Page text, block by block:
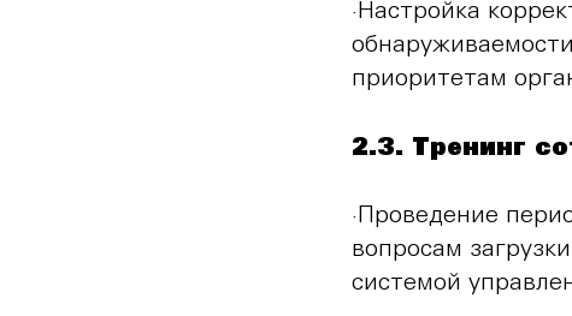
·Настройка
приоритетам
2.3. Тренинг
·Проведение
вопросам
системой